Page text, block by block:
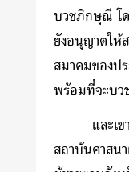
บวชภิกษุณี โ
ยังอนุญาตให้
สมาคมของ
พร้อมที่จะบว
และเ
สถาบันศาสน